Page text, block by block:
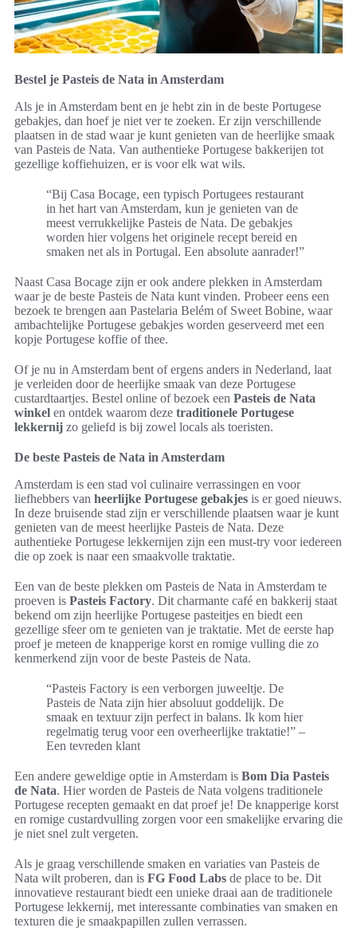
Bestel je Pasteis de Nata in Amsterdam
Als je in Amsterdam bent en je hebt zin in de beste Portugese
gebakjes, dan hoef je niet ver te zoeken. Er zijn verschillende
plaatsen in de stad waar je kunt genieten van de heerlijke smaak
van Pasteis de Nata. Van authentieke Portugese bakkerijen tot
gezellige koffiehuizen, er is voor elk wat wils.
“Bij Casa Bocage, een typisch Portugees restaurant
in het hart van Amsterdam, kun je genieten van de
meest verrukkelijke Pasteis de Nata. De gebakjes
worden hier volgens het originele recept bereid en
smaken net als in Portugal. Een absolute aanrader!”
Naast Casa Bocage zijn er ook andere plekken in Amsterdam
waar je de beste Pasteis de Nata kunt vinden. Probeer eens een
bezoek te brengen aan Pastelaria Belém of Sweet Bobine, waar
ambachtelijke Portugese gebakjes worden geserveerd met een
kopje Portugese koffie of thee.
Of je nu in Amsterdam bent of ergens anders in Nederland, laat
je verleiden door de heerlijke smaak van deze Portugese
custardtaartjes. Bestel online of bezoek een Pasteis de Nata
winkel en ontdek waarom deze traditionele Portugese
lekkernij zo geliefd is bij zowel locals als toeristen.
De beste Pasteis de Nata in Amsterdam
Amsterdam is een stad vol culinaire verrassingen en voor
liefhebbers van heerlijke Portugese gebakjes is er goed nieuws.
In deze bruisende stad zijn er verschillende plaatsen waar je kunt
genieten van de meest heerlijke Pasteis de Nata. Deze
authentieke Portugese lekkernijen zijn een must-try voor iedereen
die op zoek is naar een smaakvolle traktatie.
Een van de beste plekken om Pasteis de Nata in Amsterdam te
proeven is Pasteis Factory. Dit charmante café en bakkerij staat
bekend om zijn heerlijke Portugese pasteitjes en biedt een
gezellige sfeer om te genieten van je traktatie. Met de eerste hap
proef je meteen de knapperige korst en romige vulling die zo
kenmerkend zijn voor de beste Pasteis de Nata.
“Pasteis Factory is een verborgen juweeltje. De
Pasteis de Nata zijn hier absoluut goddelijk. De
smaak en textuur zijn perfect in balans. Ik kom hier
regelmatig terug voor een overheerlijke traktatie!” –
Een tevreden klant
Een andere geweldige optie in Amsterdam is Bom Dia Pasteis
de Nata. Hier worden de Pasteis de Nata volgens traditionele
Portugese recepten gemaakt en dat proef je! De knapperige korst
en romige custardvulling zorgen voor een smakelijke ervaring die
je niet snel zult vergeten.
Als je graag verschillende smaken en variaties van Pasteis de
Nata wilt proberen, dan is FG Food Labs de place to be. Dit
innovatieve restaurant biedt een unieke draai aan de traditionele
Portugese lekkernij, met interessante combinaties van smaken en
texturen die je smaakpapillen zullen verrassen.